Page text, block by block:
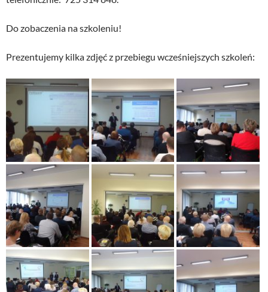
Do zobaczenia na szkoleniu!
Prezentujemy kilka zdjęć z przebiegu wcześniejszych szkoleń: